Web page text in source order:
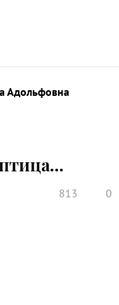
Адольфовна
813 0